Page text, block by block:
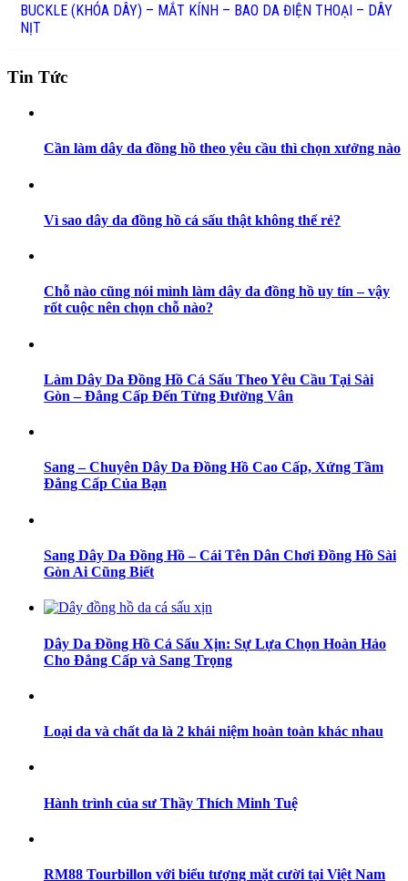
BUCKLE (KHÓA DÂY) – MẮT KÍNH – BAO DA ĐIỆN THOẠI – DÂY
NỊT
Tin Tức
Cần làm dây da đồng hồ theo yêu cầu thì chọn xưởng nào
Vì sao dây da đồng hồ cá sấu thật không thể rẻ?
Chỗ nào cũng nói mình làm dây da đồng hồ uy tín – vậy
rốt cuộc nên chọn chỗ nào?
Làm Dây Da Đồng Hồ Cá Sấu Theo Yêu Cầu Tại Sài
Gòn – Đẳng Cấp Đến Từng Đường Vân
Sang – Chuyên Dây Da Đồng Hồ Cao Cấp, Xứng Tầm
Đẳng Cấp Của Bạn
Sang Dây Da Đồng Hồ – Cái Tên Dân Chơi Đồng Hồ Sài
Gòn Ai Cũng Biết
Dây Da Đồng Hồ Cá Sấu Xịn: Sự Lựa Chọn Hoàn Hảo
Cho Đẳng Cấp và Sang Trọng
Loại da và chất da là 2 khái niệm hoàn toàn khác nhau
Hành trình của sư Thầy Thích Minh Tuệ
RM88 Tourbillon với biểu tượng mặt cười tại Việt Nam